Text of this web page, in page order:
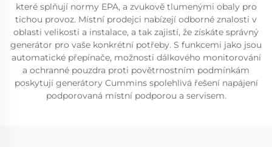
které splňují normy EPA, a zvukově tlumenými obaly pro
tichou provoz. Místní prodejci nabízejí odborné znalosti v
oblasti velikosti a instalace, a tak zajistí, že získáte správný
generátor pro vaše konkrétní potřeby. S funkcemi jako jsou
automatické přepínače, možnosti dálkového monitorování
a ochranné pouzdra proti povětrnostním podmínkám
poskytují generátory Cummins spolehlivá řešení napájení
podporovaná místní podporou a servisem.